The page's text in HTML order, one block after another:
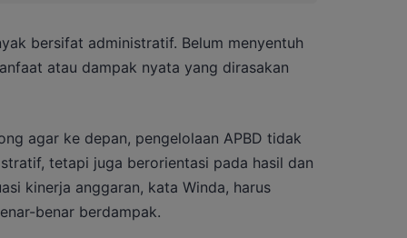
bersifat administratif. Belum menyentuh
atau dampak nyata yang dirasakan
agar ke depan, pengelolaan APBD tidak
tetapi juga berorientasi pada hasil dan
kinerja anggaran, kata Winda, harus
benar berdampak.